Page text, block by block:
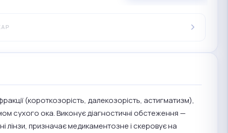
(короткозорість, далекозорість, астигматизм),
сухого ока. Виконує діагностичні обстеження —
лінзи, призначає медикаментозне і скеровує на